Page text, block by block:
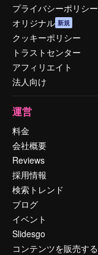
プライバシーポリシー
オリジナル 新規
クッキーポリシー
トラストセンター
アフィリエイト
法人向け
運営
料金
会社概要
Reviews
採用情報
検索トレンド
ブログ
イベント
Slidesgo
コンテンツを販売する